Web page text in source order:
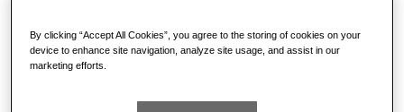
spanwijdte*en een trekkerloos FAST
RELEASE™-mechanisme dat met één hand kan
By clicking “Accept All Cookies”, you agree to the storing of cookies on your
device to enhance site navigation, analyze site usage, and assist in our
marketing efforts.